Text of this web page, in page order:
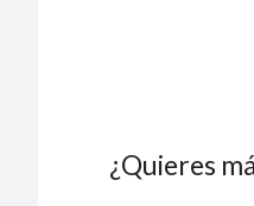
¿Quieres